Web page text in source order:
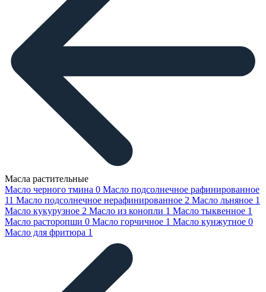
Масла растительные
Масло черного тмина 0 Масло подсолнечное рафинированное
11 Масло подсолнечное нерафинированное 2 Масло льняное 1
Масло кукурузное 2 Масло из конопли 1 Масло тыквенное 1
Масло расторопши 0 Масло горчичное 1 Масло кунжутное 0
Масло для фритюра 1